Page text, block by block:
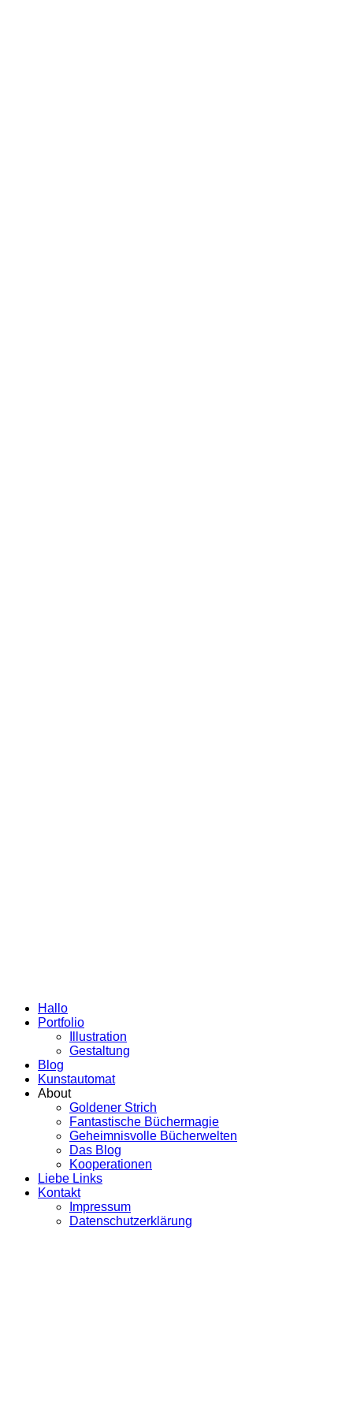
Hallo
Portfolio
Illustration
Gestaltung
Blog
Kunstautomat
About
Goldener Strich
Fantastische Büchermagie
Geheimnisvolle Bücherwelten
Das Blog
Kooperationen
Liebe Links
Kontakt
Impressum
Datenschutzerklärung